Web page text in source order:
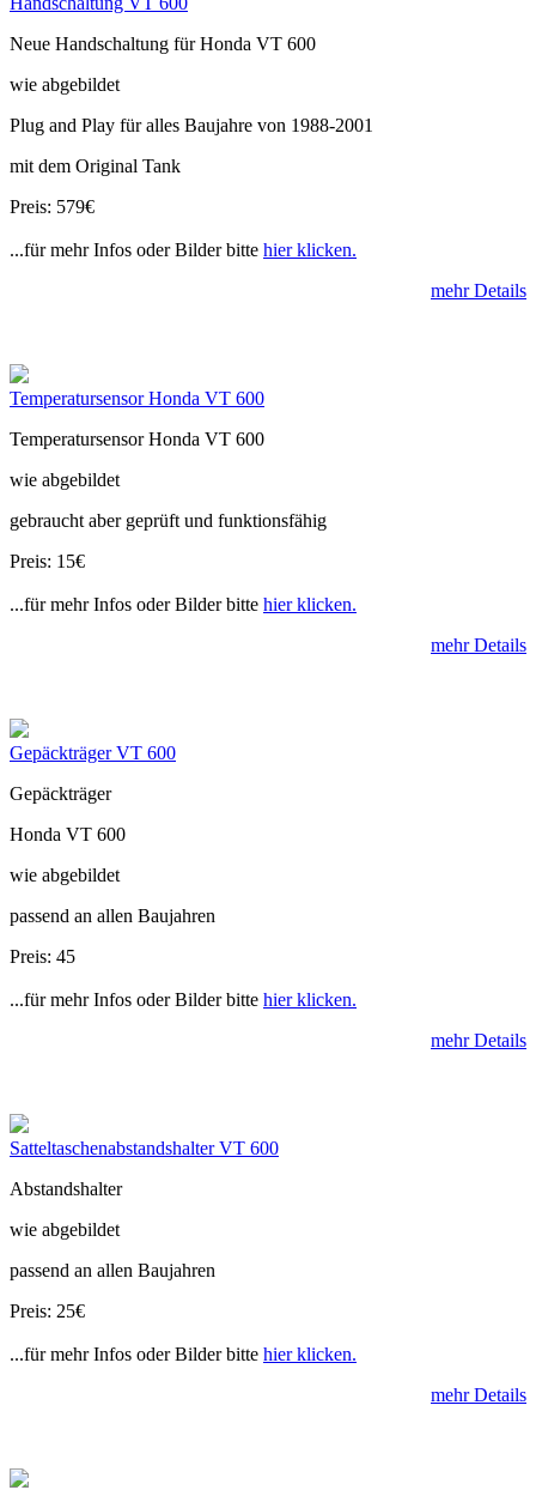
Neue Handschaltung für Honda VT 600
wie abgebildet
Plug and Play für alles Baujahre von 1988-2001
mit dem Original Tank
Preis: 579€
...für mehr Infos oder Bilder bitte hier klicken.
mehr Details
Temperatursensor Honda VT 600
Temperatursensor Honda VT 600
wie abgebildet
gebraucht aber geprüft und funktionsfähig
Preis: 15€
...für mehr Infos oder Bilder bitte hier klicken.
mehr Details
Gepäckträger VT 600
Gepäckträger
Honda VT 600
wie abgebildet
passend an allen Baujahren
Preis: 45
...für mehr Infos oder Bilder bitte hier klicken.
mehr Details
Satteltaschenabstandshalter VT 600
Abstandshalter
wie abgebildet
passend an allen Baujahren
Preis: 25€
...für mehr Infos oder Bilder bitte hier klicken.
mehr Details